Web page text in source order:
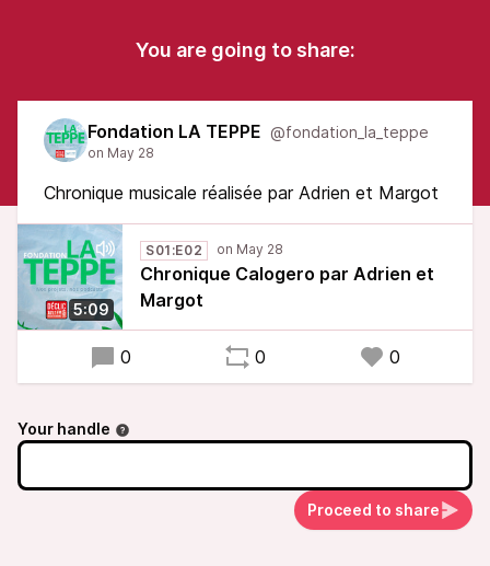
You are going to share:
Fondation LA TEPPE @fondation_la_teppe
Chronique musicale réalisée par Adrien et Margot
5:09
S01:E02
Chronique Calogero par Adrien et
Margot
0 0 0
Your handle
Proceed to share